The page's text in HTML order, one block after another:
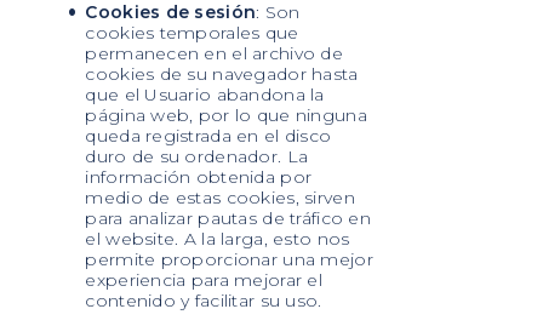
Cookies de sesión: Son
cookies temporales que
permanecen en el archivo de
cookies de su navegador hasta
que el Usuario abandona la
página web, por lo que ninguna
queda registrada en el disco
duro de su ordenador. La
información obtenida por
medio de estas cookies, sirven
para analizar pautas de tráfico en
el website. A la larga, esto nos
permite proporcionar una mejor
experiencia para mejorar el
contenido y facilitar su uso.